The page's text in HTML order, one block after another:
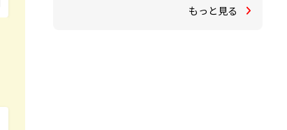
もっと見る